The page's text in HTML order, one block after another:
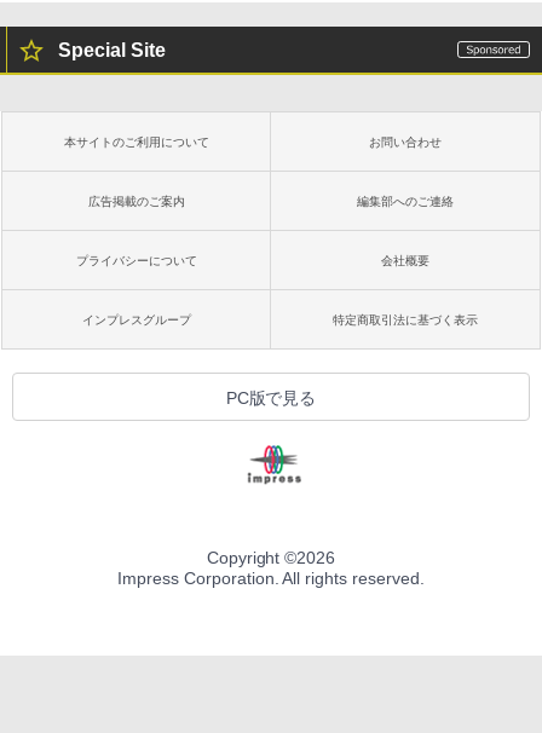
非エンジニア 初心者 素人 でも安心 使い
方 マニュアル AI副業にもコンテンツ作成
にもKindle出版にも！ 非エンジニアのた
￥99
1冊ですべて身につくHTML & CSSとWe
bデザイン入門講座［第2版］
￥1,292
ードウェア・市販ソフトウェアのパーフ
ェクトリストと最新エミュレータ紹介
Kindle Paperwhite シグニチャーエディ
るさ自動調整、色調調節ライト、12週間
持続バッテリー、広告なし、メタリック
Amazon Kindle Colorsoft | 16GBストレ
ージ、防水、7インチカラーディスプレ
イ、色調調節ライト、最大8週間持続バッ
テリー、広告無し、ブラック (2025年発
売)
￥31,980
New Amazon Kindle Scribe Colorsoft |
11インチカラーディスプレイ、64GBスト
き、グラファイト
￥115,980
Special Site
本サイトのご利用について お問い合わせ
広告掲載のご案内 編集部へのご連絡
プライバシーについて 会社概要
インプレスグループ 特定商取引法に基づく表示
PC版で見る
Copyright ©2026
Impress Corporation. All rights reserved.